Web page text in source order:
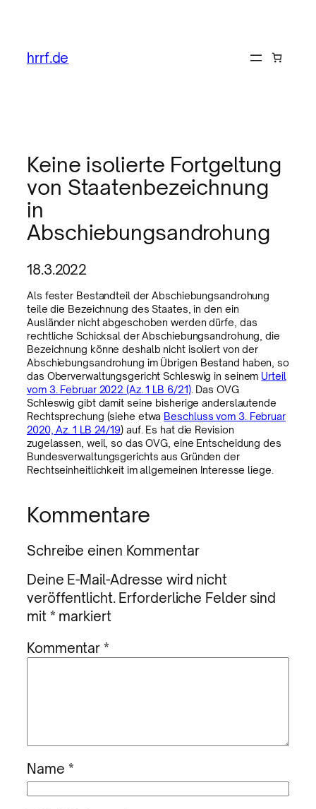
hrrf.de
Keine isolierte Fortgeltung
von Staatenbezeichnung
in
Abschiebungsandrohung
18.3.2022
Als fester Bestandteil der Abschiebungsandrohung
teile die Bezeichnung des Staates, in den ein
Ausländer nicht abgeschoben werden dürfe, das
rechtliche Schicksal der Abschiebungsandrohung, die
Bezeichnung könne deshalb nicht isoliert von der
Abschiebungsandrohung im Übrigen Bestand haben, so
das Oberverwaltungsgericht Schleswig in seinem Urteil
vom 3. Februar 2022 (Az. 1 LB 6/21). Das OVG
Schleswig gibt damit seine bisherige anderslautende
Rechtsprechung (siehe etwa Beschluss vom 3. Februar
2020, Az. 1 LB 24/19) auf. Es hat die Revision
zugelassen, weil, so das OVG, eine Entscheidung des
Bundesverwaltungsgerichts aus Gründen der
Rechtseinheitlichkeit im allgemeinen Interesse liege.
Kommentare
Schreibe einen Kommentar
Deine E-Mail-Adresse wird nicht
veröffentlicht. Erforderliche Felder sind
mit * markiert
Kommentar*
Name *